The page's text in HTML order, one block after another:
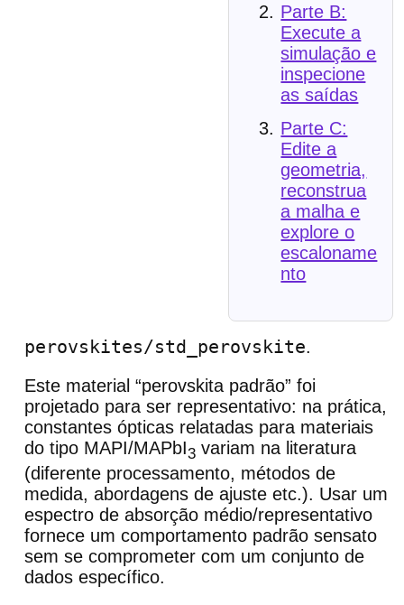
Parte B:
Execute a
simulação e
inspecione
as saídas
Parte C:
Edite a
geometria,
reconstrua
a malha e
explore o
escaloname
nto
perovskites/std_perovskite.
Este material “perovskita padrão” foi
projetado para ser representativo: na prática,
constantes ópticas relatadas para materiais
do tipo MAPI/MAPbI3 variam na literatura
(diferente processamento, métodos de
medida, abordagens de ajuste etc.). Usar um
espectro de absorção médio/representativo
fornece um comportamento padrão sensato
sem se comprometer com um conjunto de
dados específico.